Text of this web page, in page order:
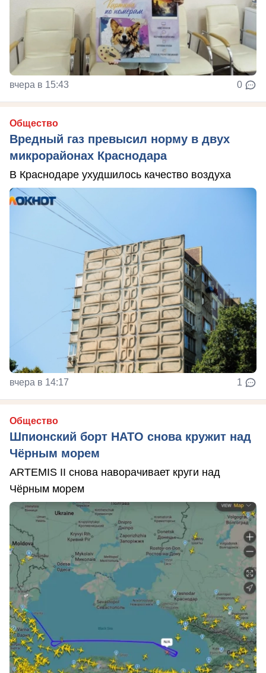
вчера в 15:43 0
Общество
Вредный газ превысил норму в двух
микрорайонах Краснодара
В Краснодаре ухудшилось качество воздуха
вчера в 14:17 1
Общество
Шпионский борт НАТО снова кружит над
Чёрным морем
ARTEMIS II снова наворачивает круги над
Чёрным морем